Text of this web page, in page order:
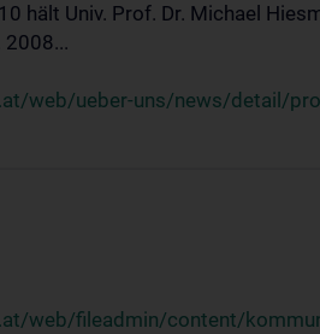
hält Univ. Prof. Dr. Michael
2008...
web/ueber-uns/news/detail/
web/fileadmin/content/